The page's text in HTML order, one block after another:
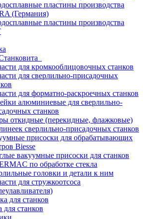
пластины производства
(Германия)
пластины производства
для кромкооблицовочных станков
для сверлильно-присадочных
для форматно-раскроечных станков
алюминиевые для сверлильно-
станков
откидные (перекидные, флажковые)
сверлильно-присадочных станков
присоски для обрабатывающих
Biesse
вакуумные присоски для станков
по обработке стекла
головки и детали к ним
для стружкоотсоса
для станков
для станков